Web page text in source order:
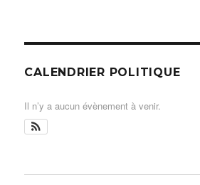
CALENDRIER POLITIQUE
Il n’y a aucun évènement à venir.